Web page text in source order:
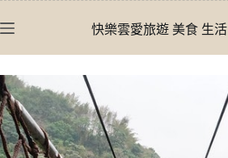
至
內
容
快樂雲愛旅遊 美食 生活